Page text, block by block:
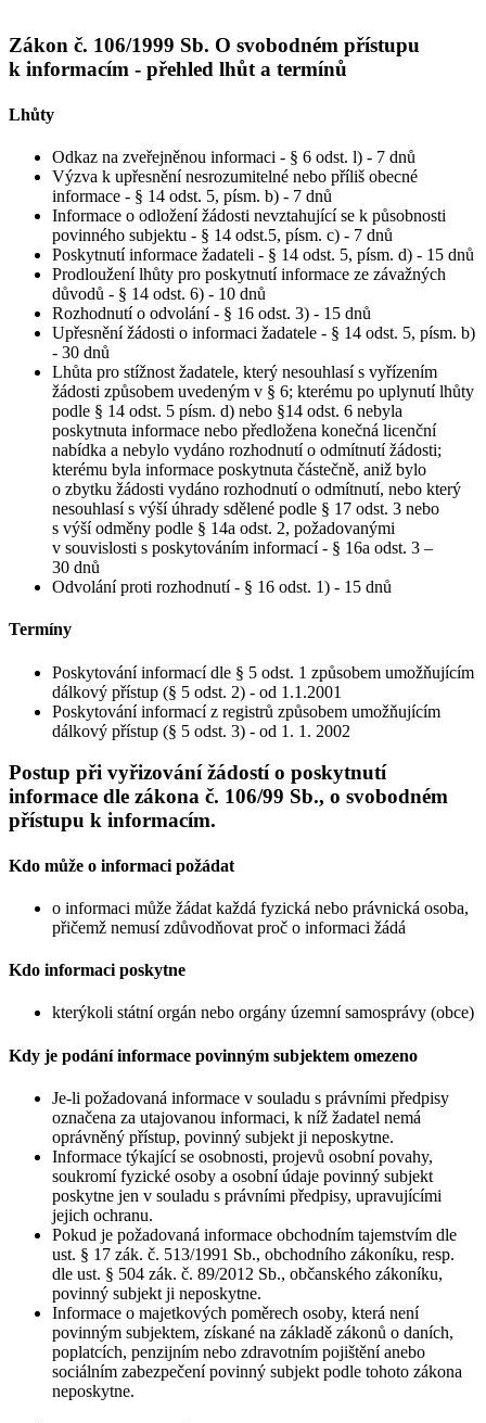
Zákon č. 106/1999 Sb. O svobodném přístupu
k informacím - přehled lhůt a termínů
Lhůty
Odkaz na zveřejněnou informaci - § 6 odst. l) - 7 dnů
Výzva k upřesnění nesrozumitelné nebo příliš obecné
informace - § 14 odst. 5, písm. b) - 7 dnů
Informace o odložení žádosti nevztahující se k působnosti
povinného subjektu - § 14 odst.5, písm. c) - 7 dnů
Poskytnutí informace žadateli - § 14 odst. 5, písm. d) - 15 dnů
Prodloužení lhůty pro poskytnutí informace ze závažných
důvodů - § 14 odst. 6) - 10 dnů
Rozhodnutí o odvolání - § 16 odst. 3) - 15 dnů
Upřesnění žádosti o informaci žadatele - § 14 odst. 5, písm. b)
- 30 dnů
Lhůta pro stížnost žadatele, který nesouhlasí s vyřízením
žádosti způsobem uvedeným v § 6; kterému po uplynutí lhůty
podle § 14 odst. 5 písm. d) nebo §14 odst. 6 nebyla
poskytnuta informace nebo předložena konečná licenční
nabídka a nebylo vydáno rozhodnutí o odmítnutí žádosti;
kterému byla informace poskytnuta částečně, aniž bylo
o zbytku žádosti vydáno rozhodnutí o odmítnutí, nebo který
nesouhlasí s výší úhrady sdělené podle § 17 odst. 3 nebo
s výší odměny podle § 14a odst. 2, požadovanými
v souvislosti s poskytováním informací - § 16a odst. 3 –
30 dnů
Odvolání proti rozhodnutí - § 16 odst. 1) - 15 dnů
Termíny
Poskytování informací dle § 5 odst. 1 způsobem umožňujícím
dálkový přístup (§ 5 odst. 2) - od 1.1.2001
Poskytování informací z registrů způsobem umožňujícím
dálkový přístup (§ 5 odst. 3) - od 1. 1. 2002
Postup při vyřizování žádostí o poskytnutí
informace dle zákona č. 106/99 Sb., o svobodném
přístupu k informacím.
Kdo může o informaci požádat
o informaci může žádat každá fyzická nebo právnická osoba,
přičemž nemusí zdůvodňovat proč o informaci žádá
Kdo informaci poskytne
kterýkoli státní orgán nebo orgány územní samosprávy (obce)
Kdy je podání informace povinným subjektem omezeno
Je-li požadovaná informace v souladu s právními předpisy
označena za utajovanou informaci, k níž žadatel nemá
oprávněný přístup, povinný subjekt ji neposkytne.
Informace týkající se osobnosti, projevů osobní povahy,
soukromí fyzické osoby a osobní údaje povinný subjekt
poskytne jen v souladu s právními předpisy, upravujícími
jejich ochranu.
Pokud je požadovaná informace obchodním tajemstvím dle
ust. § 17 zák. č. 513/1991 Sb., obchodního zákoníku, resp.
dle ust. § 504 zák. č. 89/2012 Sb., občanského zákoníku,
povinný subjekt ji neposkytne.
Informace o majetkových poměrech osoby, která není
povinným subjektem, získané na základě zákonů o daních,
poplatcích, penzijním nebo zdravotním pojištění anebo
sociálním zabezpečení povinný subjekt podle tohoto zákona
neposkytne.